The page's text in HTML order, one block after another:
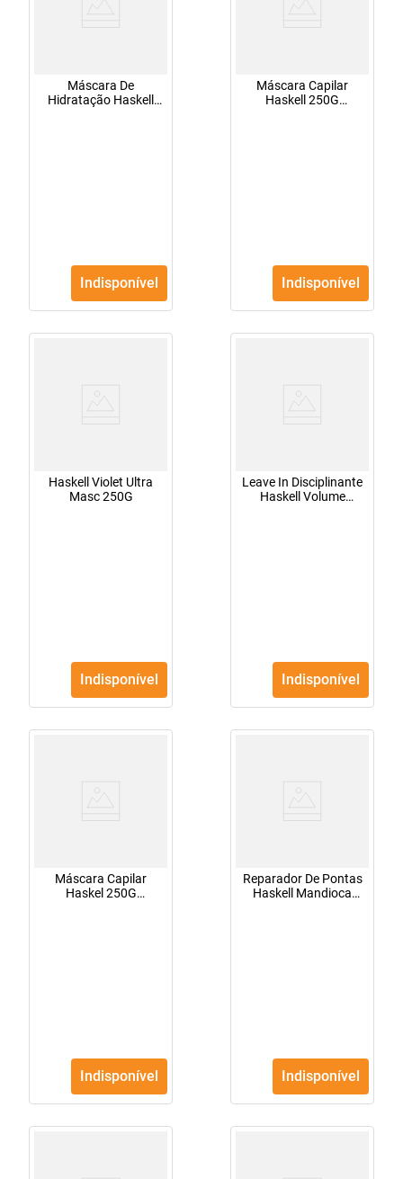
Máscara De
Hidratação Haskell
Indisponível
Máscara Capilar
Haskell 250G
Indisponível
Haskell Violet Ultra
Masc 250G
Indisponível
Leave In Disciplinante
Haskell Volume
Indisponível
Máscara Capilar
Haskel 250G
Indisponível
Reparador De Pontas
Haskell Mandioca
Indisponível